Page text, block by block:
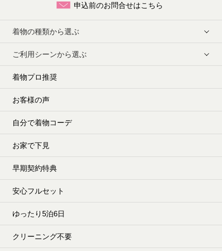
申込前のお問合せはこちら
着物の種類から選ぶ
ご利用シーンから選ぶ
着物プロ推奨
お客様の声
自分で着物コーデ
お家で下見
早期契約特典
安心フルセット
ゆったり5泊6日
クリーニング不要